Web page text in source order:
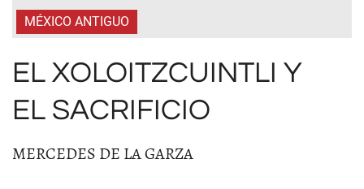
MÉXICO ANTIGUO
EL XOLOITZCUINTLI Y
EL SACRIFICIO
MERCEDES DE LA GARZA